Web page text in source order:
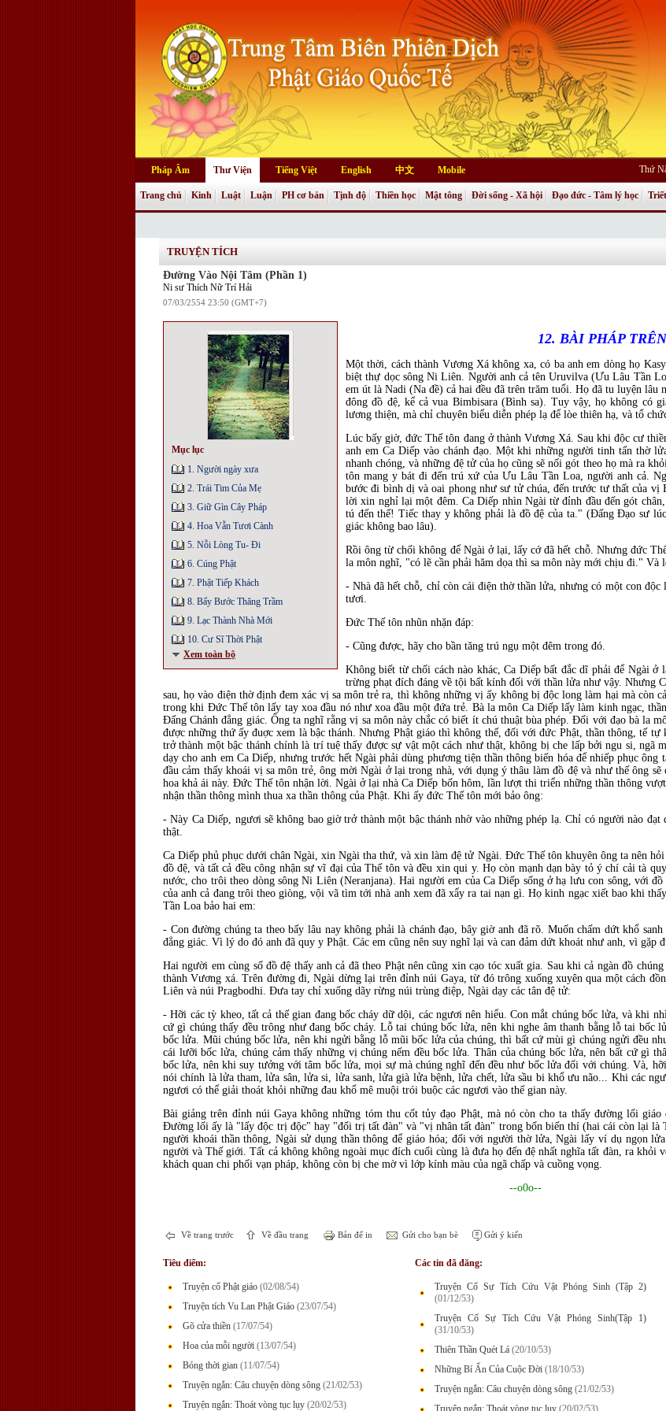
Pháp Âm Thư Viện Tiếng Việt English 中文 Mobile Thứ
Trang chủ Kinh Luật Luận PH cơ bản Tịnh độ Thiền học Mật tông Đời sống - Xã hội Đạo đức - Tâm lý học
TRUYỆN TÍCH
Đường Vào Nội Tâm (Phần 1)
Ni sư Thích Nữ Trí Hải
07/03/2554 23:50 (GMT+7)
Mục lục
1. Người ngày xưa
2. Trái Tim Của Mẹ
3. Giữ Gìn Cây Pháp
4. Hoa Vẫn Tươi Cành
5. Nỗi Lòng Tu- Đi
6. Cúng Phật
7. Phật Tiếp Khách
8. Bẩy Bước Thăng Trầm
9. Lạc Thành Nhà Mới
10. Cư Sĩ Thời Phật
Xem toàn bộ
12. BÀI PHÁP
Một thời, cách thành Vương Xá không xa, có ba anh em dòng họ
biệt thự dọc sông Ni Liên. Người anh cả tên Uruvilva (Ưu Lâu Tần
em út là Nadi (Na đề) cả hai đều đã trên trăm tuổi. Họ đã tu luyện lâu
đông đồ đệ, kể cả vua Bimbisara (Bình sa). Tuy vậy, họ không có
lương thiện, mà chỉ chuyên biểu diễn phép lạ để lòe thiên hạ, và tổ
Lúc bấy giờ, đức Thế tôn đang ở thành Vương Xá. Sau khi độc cư
anh em Ca Diếp vào chánh đạo. Một khi những người tinh tấn thờ
nhanh chóng, và những đệ tử của họ cũng sẽ nối gót theo họ mà ra
tôn mang y bát đi đến trú xứ của Ưu Lâu Tần Loa, người anh cả.
bước đi bình dị và oai phong như sư tử chúa, đến trước tư thất của
lời xin nghỉ lại một đêm. Ca Diếp nhìn Ngài từ đỉnh đầu đến gót
tú đến thế! Tiếc thay y không phải là đồ đệ của ta." (Ðấng Ðạo sư
giác không bao lâu).
Rồi ông từ chối không để Ngài ở lại, lấy cớ đã hết chỗ. Nhưng đức
la môn nghĩ, "có lẽ cần phải hăm dọa thì sa môn này mới chịu đi." Và
- Nhà đã hết chỗ, chỉ còn cái điện thờ thần lửa, nhưng có một con
tươi.
Ðức Thế tôn nhũn nhặn đáp:
- Cũng được, hãy cho bần tăng trú ngụ một đêm trong đó.
Không biết từ chối cách nào khác, Ca Diếp bất đắc dĩ phải để Ngài
trừng phạt đích đáng về tội bất kính đối với thần lửa như vậy. Nhưng
sau, họ vào điện thờ định đem xác vị sa môn trẻ ra, thì không những vị ấy không bị độc long làm hại mà còn
trong khi Ðức Thế tôn lấy tay xoa đầu nó như xoa đầu một đứa trẻ. Bà la môn Ca Diếp lấy làm kinh ngạc,
Ðấng Chánh đẳng giác. Ông ta nghĩ rằng vị sa môn này chắc có biết ít chú thuật bùa phép. Ðối với đạo bà la
được những thứ ấy đuợc xem là bậc thánh. Nhưng Phật giáo thì không thế, đối với đức Phật, thần thông, tế
trở thành một bậc thánh chính là trí tuệ thấy được sự vật một cách như thật, không bị che lấp bởi ngu si, ngã
dạy cho anh em Ca Diếp, nhưng trước hết Ngài phải dùng phương tiện thần thông biến hóa để nhiếp phục
đầu cảm thấy khoái vị sa môn trẻ, ông mời Ngài ở lại trong nhà, với dụng ý thâu làm đồ đệ và như thế ông
hoa khả ái này. Ðức Thế tôn nhận lời. Ngài ở lại nhà Ca Diếp bốn hôm, lần lượt thi triển những thần thông
nhận thần thông mình thua xa thần thông của Phật. Khi ấy đức Thế tôn mới bảo ông:
- Này Ca Diếp, ngươi sẽ không bao giờ trở thành một bậc thánh nhờ vào những phép lạ. Chỉ có người nào
thật.
Ca Diếp phủ phục dưới chân Ngài, xin Ngài tha thứ, và xin làm đệ tử Ngài. Ðức Thế tôn khuyên ông ta nên
đồ đệ, và tất cả đều công nhận sự vĩ đại của Thế tôn và đều xin qui y. Họ còn mạnh dạn bày tỏ ý chí cải tà
nước, cho trôi theo dòng sông Ni Liên (Neranjana). Hai người em của Ca Diếp sống ở hạ lưu con sông, với
của anh cả đang trôi theo giòng, vội vã tìm tới nhà anh xem đã xẩy ra tai nạn gì. Họ kinh ngạc xiết bao khi
Tần Loa bảo hai em:
- Con đường chúng ta theo bấy lâu nay không phải là chánh đạo, bây giờ anh đã rõ. Muốn chấm dứt khổ
đẳng giác. Vì lý do đó anh đã quy y Phật. Các em cũng nên suy nghĩ lại và can đảm dứt khoát như anh, vì gặp
Hai người em cùng số đồ đệ thấy anh cả đã theo Phật nên cũng xin cạo tóc xuất gia. Sau khi cả ngàn đồ
thành Vương xá. Trên đường đi, Ngài dừng lại trên đỉnh núi Gaya, từ đó trông xuống xuyên qua một cách
Liên và núi Pragbodhi. Ðưa tay chỉ xuống dãy rừng núi trùng điệp, Ngài dạy các tân đệ tử:
- Hỡi các tỳ kheo, tất cả thế gian đang bốc cháy dữ dội, các ngươi nên hiểu. Con mắt chúng bốc lửa, và khi
cứ gì chúng thấy đều trông như đang bốc cháy. Lỗ tai chúng bốc lửa, nên khi nghe âm thanh bằng lỗ tai bốc
bốc lửa. Mũi chúng bốc lửa, nên khi ngửi bằng lỗ mũi bốc lửa của chúng, thì bất cứ mùi gì chúng ngửi đều
cái lưỡi bốc lửa, chúng cảm thấy những vị chúng nếm đều bốc lửa. Thân của chúng bốc lửa, nên bất cứ gì
bốc lửa, nên khi suy tưởng với tâm bốc lửa, mọi sự mà chúng nghĩ đến đều như bốc lửa đối với chúng. Và,
nói chính là lửa tham, lửa sân, lửa si, lửa sanh, lửa già lửa bệnh, lửa chết, lửa sầu bi khổ ưu não... Khi các
ngươi có thể giải thoát khỏi những đau khổ mê muội trói buộc các ngươi vào thế gian này.
Bài giảng trên đỉnh núi Gaya không những tóm thu cốt tủy đạo Phật, mà nó còn cho ta thấy đường lối
Ðường lối ấy là "lấy độc trị độc" hay "đối trị tất đàn" và "vị nhân tất đàn" trong bốn biến thí (hai cái còn lại là
người khoái thần thông, Ngài sử dụng thần thông để giáo hóa; đối với người thờ lửa, Ngài lấy ví dụ ngọn
người và Thế giới. Tất cả không không ngoài mục đích cuối cùng là đưa họ đến đệ nhất nghĩa tất đàn, ra
khách quan chi phối vạn pháp, không còn bị che mờ vì lớp kính màu của ngã chấp và cuồng vọng.
--o0o--
Về trang trước Về đầu trang Bản để in Gửi cho bạn bè Gửi ý kiến
Tiêu điểm:
Truyện cổ Phật giáo (02/08/54)
Truyện tích Vu Lan Phật Giáo (23/07/54)
Gõ cửa thiền (17/07/54)
Hoa của mỗi người (13/07/54)
Bóng thời gian (11/07/54)
Truyện ngắn: Câu chuyện dòng sông (21/02/53)
Truyện ngắn: Thoát vòng tục lụy (20/02/53)
Các tin đã đăng:
Truyện Cổ Sự Tích Cứu Vật Phóng Sinh (Tập 2)
(01/12/53)
Truyện Cổ Sự Tích Cứu Vật Phóng Sinh(Tập 1)
(31/10/53)
Thiên Thần Quét Lá (20/10/53)
Những Bí Ẩn Của Cuộc Đời (18/10/53)
Truyện ngắn: Câu chuyện dòng sông (21/02/53)
Truyện ngắn: Thoát vòng tục lụy (20/02/53)